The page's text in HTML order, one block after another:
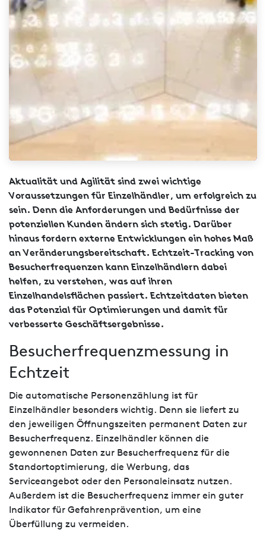
Aktualität und Agilität sind zwei wichtige
Voraussetzungen für Einzelhändler, um erfolgreich zu
sein. Denn die Anforderungen und Bedürfnisse der
potenziellen Kunden ändern sich stetig. Darüber
hinaus fordern externe Entwicklungen ein hohes Maß
an Veränderungsbereitschaft. Echtzeit-Tracking von
Besucherfrequenzen kann Einzelhändlern dabei
helfen, zu verstehen, was auf ihren
Einzelhandelsflächen passiert. Echtzeitdaten bieten
das Potenzial für Optimierungen und damit für
verbesserte Geschäftsergebnisse.
Besucherfrequenzmessung in
Echtzeit
Die automatische Personenzählung ist für
Einzelhändler besonders wichtig. Denn sie liefert zu
den jeweiligen Öffnungszeiten permanent Daten zur
Besucherfrequenz. Einzelhändler können die
gewonnenen Daten zur Besucherfrequenz für die
Standortoptimierung, die Werbung, das
Serviceangebot oder den Personaleinsatz nutzen.
Außerdem ist die Besucherfrequenz immer ein guter
Indikator für Gefahrenprävention, um eine
Überfüllung zu vermeiden.